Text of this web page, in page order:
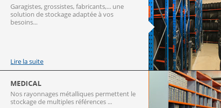
Garagistes, grossistes, fabricants,... une
solution de stockage adaptée à vos
besoins...
Lire la suite
MEDICAL
Nos rayonnages métalliques permettent le
stockage de multiples références ...